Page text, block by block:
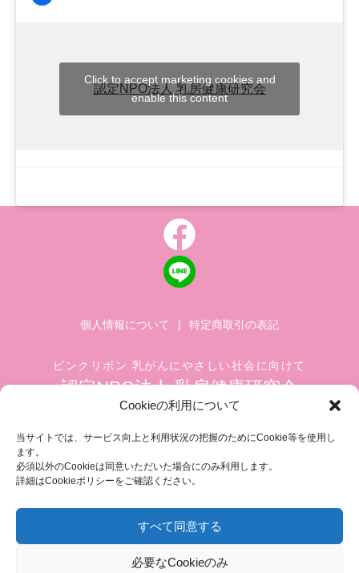
Cookieの利用について
当サイトでは、サービス向上と利用状況の把握のためにCookie等を使用し
ます。
必須以外のCookieは同意いただいた場合にのみ利用します。
詳細はCookieポリシーをご確認ください。
すべて同意する
必要なCookieのみ
認定NPO法人 乳房健康研究会
Click to accept marketing cookies and
enable this content
個人情報について | 特定商取引の表記
ピンクリボン 乳がんにやさしい社会に向けて
認定NPO法人 乳房健康研究会
築地ホワイトビル 1002
FAX.03-3545-6545
info@breastcare.jp
COPYRIGHT (C) 2019 JAPAN SOCIETY OF BREAST HEALTH, ALL RIGHT RESERVED